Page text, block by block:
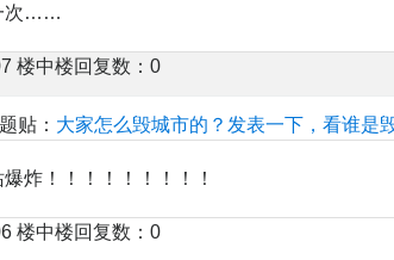
次……
楼中楼回复数：0
贴： 大家怎么毁城市的？发表一下，看谁是
炸！！！！！！！！！
楼中楼回复数：0